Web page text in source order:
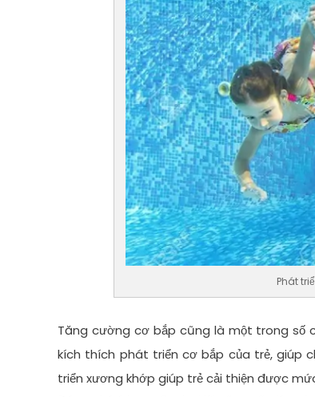
Phát
Tăng cường cơ bắp cũng là một trong số
kích thích phát triển cơ bắp của trẻ, giúp
triển xương khớp giúp trẻ cải thiện được